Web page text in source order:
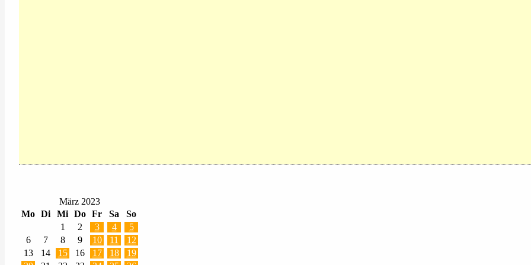
März 2023
Mo Di Mi Do Fr Sa
So
1
2 3 4
5
6
7 8 9 10 11
12
13
14 15 16 17 18
19